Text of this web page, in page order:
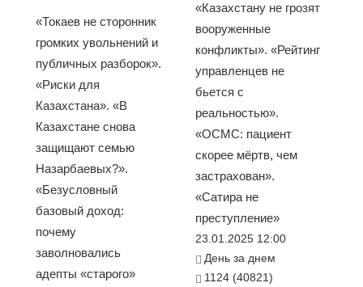
«Токаев не сторонник
громких увольнений и
публичных разборок».
«Риски для
Казахстана». «В
Казахстане снова
защищают семью
Назарбаевых?».
«Безусловный
базовый доход:
почему
заволновались
адепты «старого»
«Казахстану не грозят
вооруженные
конфликты». «Рейтинг
управленцев не
бьется с
реальностью».
«ОСМС: пациент
скорее мёртв, чем
застрахован».
«Сатира не
преступление»
23.01.2025 12:00
День за днем
1124 (40821)